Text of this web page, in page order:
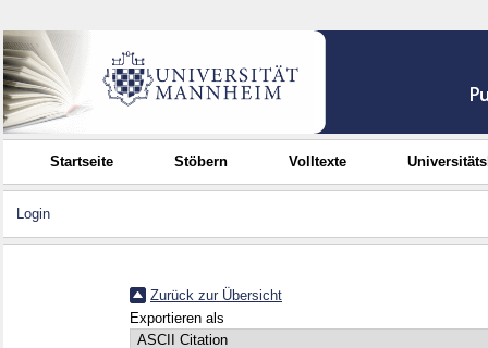
Startseite Stöbern Volltexte
Login
Zurück zur Übersicht
Exportieren als